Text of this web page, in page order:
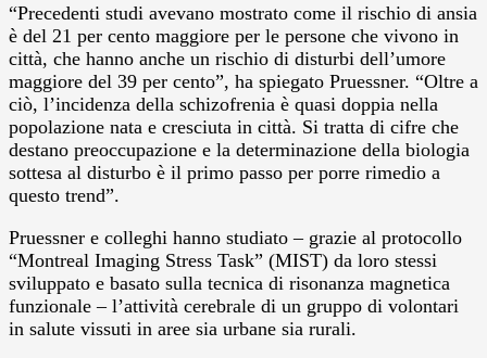
“Precedenti studi avevano mostrato come il rischio di ansia
è del 21 per cento maggiore per le persone che vivono in
città, che hanno anche un rischio di disturbi dell’umore
maggiore del 39 per cento”, ha spiegato Pruessner. “Oltre a
ciò, l’incidenza della schizofrenia è quasi doppia nella
popolazione nata e cresciuta in città. Si tratta di cifre che
destano preoccupazione e la determinazione della biologia
sottesa al disturbo è il primo passo per porre rimedio a
questo trend”.
Pruessner e colleghi hanno studiato – grazie al protocollo
“Montreal Imaging Stress Task” (MIST) da loro stessi
sviluppato e basato sulla tecnica di risonanza magnetica
funzionale – l’attività cerebrale di un gruppo di volontari
in salute vissuti in aree sia urbane sia rurali.